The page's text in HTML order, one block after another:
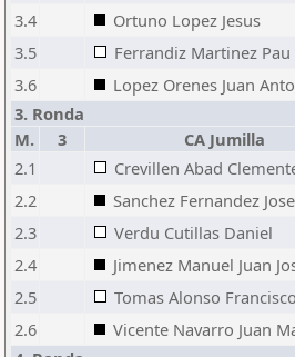
3.4
Ortuno Lopez Jesus
3.5
Ferrandiz Martinez Pau
3.6
Lopez Orenes Juan
3. Ronda
M.
3 CA Jumilla
2.1
Crevillen Abad
2.2
Sanchez Fernandez
2.3
Verdu Cutillas Daniel
2.4
Jimenez Manuel Juan
2.5
Tomas Alonso
2.6
Vicente Navarro Juan